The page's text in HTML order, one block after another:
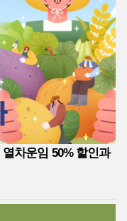
차운임 50% 할인과